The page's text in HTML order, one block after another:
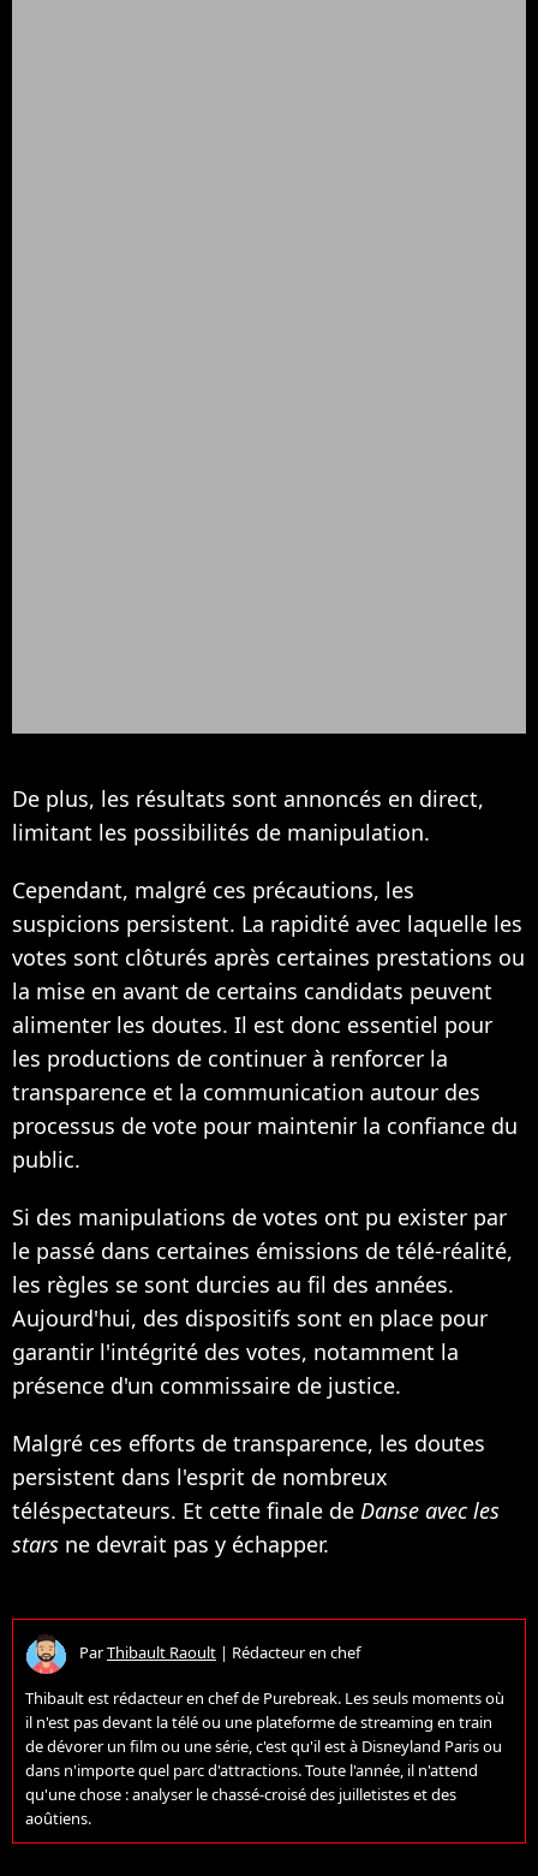
De plus, les résultats sont annoncés en direct,
limitant les possibilités de manipulation.​
Cependant, malgré ces précautions, les
suspicions persistent. La rapidité avec laquelle les
votes sont clôturés après certaines prestations ou
la mise en avant de certains candidats peuvent
alimenter les doutes. Il est donc essentiel pour
les productions de continuer à renforcer la
transparence et la communication autour des
processus de vote pour maintenir la confiance du
public.​
Si des manipulations de votes ont pu exister par
le passé dans certaines émissions de télé-réalité,
les règles se sont durcies au fil des années.
Aujourd'hui, des dispositifs sont en place pour
garantir l'intégrité des votes, notamment la
présence d'un commissaire de justice.
Malgré ces efforts de transparence, les doutes
persistent dans l'esprit de nombreux
téléspectateurs. Et cette finale de Danse avec les
stars ne devrait pas y échapper.
ParThibault Raoult | Rédacteur en chef
Thibault est rédacteur en chef de Purebreak. Les seuls moments où
il n'est pas devant la télé ou une plateforme de streaming en train
de dévorer un film ou une série, c'est qu'il est à Disneyland Paris ou
dans n'importe quel parc d'attractions. Toute l'année, il n'attend
qu'une chose : analyser le chassé-croisé des juilletistes et des
aoûtiens.